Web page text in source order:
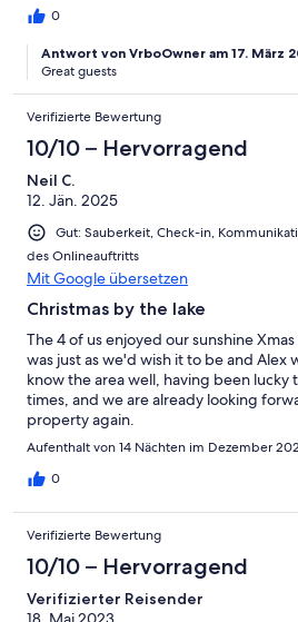
0
Antwort von VrboOwner am 17. März
Great guests
Verifizierte Bewertung
10/10 – Hervorragend
Neil C.
12. Jän. 2025
Gut: Sauberkeit, Check-in,
des Onlineauftritts
Mit Google übersetzen
Christmas by the lake
The 4 of us enjoyed our sunshine
was just as we'd wish it to be and Alex
know the area well, having been lucky
times, and we are already looking
property again.
Aufenthalt von 14 Nächten im Dezember
0
Verifizierte Bewertung
10/10 – Hervorragend
Verifizierter Reisender